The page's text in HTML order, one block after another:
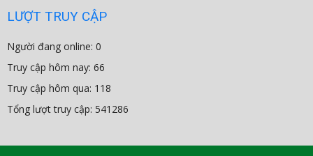
LƯỢT TRUY CẬP
Người đang online: 0
Truy cập hôm nay: 66
Truy cập hôm qua: 118
Tổng lượt truy cập: 541286